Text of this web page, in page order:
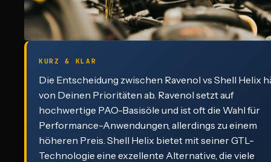
KURZ & KLAR
Die Entscheidung zwischen Ravenol vs Shell Helix
von Deinen Prioritäten ab. Ravenol setzt auf
hochwertige PAO-Basisöle und ist oft die Wahl für
Performance-Anwendungen, allerdings zu einem
höheren Preis. Shell Helix bietet mit seiner GTL-
Technologie eine exzellente Alternative, die viele